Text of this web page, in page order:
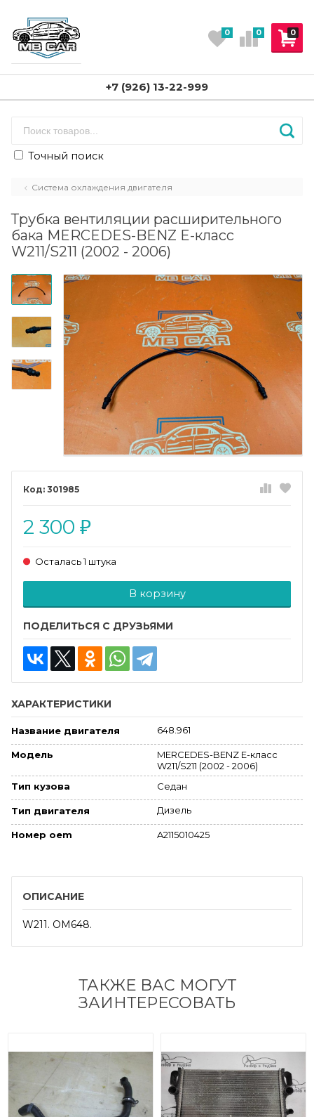
0
0 0
+7 (926) 13-22-999
Точный поиск
Система охлаждения двигателя
Трубка вентиляции расширительного
бака MERCEDES-BENZ E-класс
W211/S211 (2002 - 2006)
301985
2 300 ₽
Осталась 1 штука
В корзину
ПОДЕЛИТЬСЯ С ДРУЗЬЯМИ
ХАРАКТЕРИСТИКИ
Название двигателя 648.961
Модель
MERCEDES-BENZ E-класс
W211/S211 (2002 - 2006)
Тип кузова
Седан
Тип двигателя Дизель
Номер oem A2115010425
ОПИСАНИЕ
W211. OM648.
ТАКЖЕ ВАС МОГУТ
ЗАИНТЕРЕСОВАТЬ